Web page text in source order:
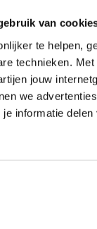
van
te helpen,
technieken. Met
jouw
we
informatie
Honda
€ 15.999,-